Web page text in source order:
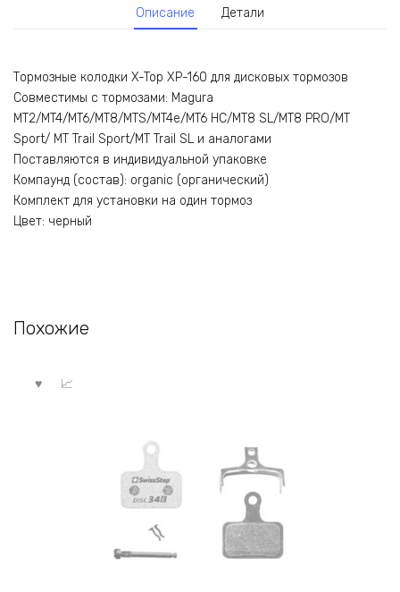
Описание Детали
Тормозные колодки X-Top XP-160 для дисковых тормозов
Совместимы с тормозами: Magura
MT2/MT4/MT6/MT8/MTS/MT4e/MT6 HC/MT8 SL/MT8 PRO/MT
Sport/ MT Trail Sport/MT Trail SL и аналогами
Поставляются в индивидуальной упаковке
Компаунд (состав): organic (органический)
Комплект для установки на один тормоз
Цвет: черный
Похожие